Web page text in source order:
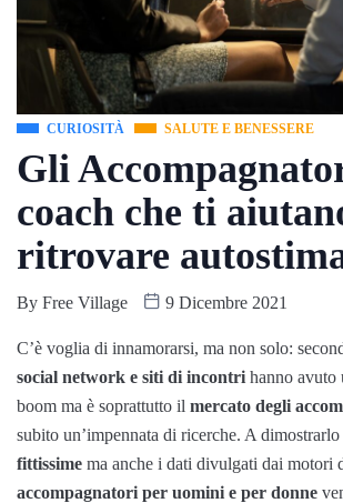
CURIOSITÀ SALUTE E BENESSERE
Gli
coach che ti
ritrovare
By Free Village 9 Dicembre 2021
C’è voglia di innamorarsi, ma non solo:
social network e siti di incontri hanno avuto
boom ma è soprattutto il mercato degli
subito un’impennata di ricerche. A
fittissime ma anche i dati divulgati dai motori
accompagnatori per uomini e per donne